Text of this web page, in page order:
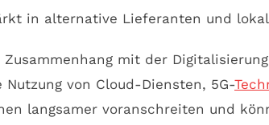
in alternative Lieferanten und
mit der
von Cloud-Diensten, 5G-
langsamer voranschreiten und